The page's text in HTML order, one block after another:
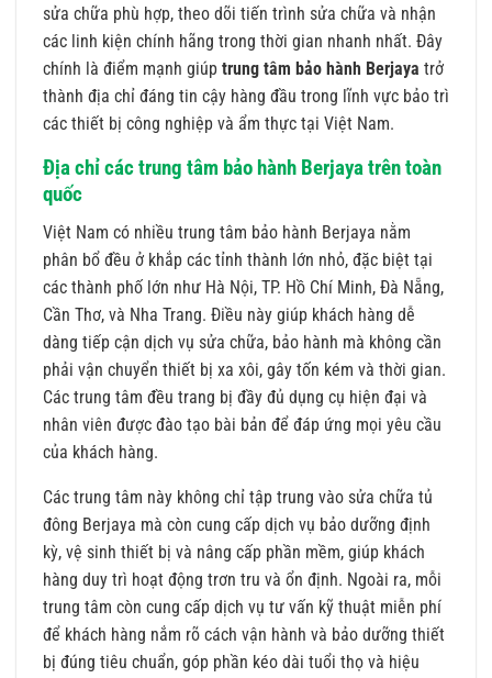
sửa chữa phù hợp, theo dõi tiến trình sửa chữa và nhận
các linh kiện chính hãng trong thời gian nhanh nhất. Đây
chính là điểm mạnh giúp trung tâm bảo hành Berjaya trở
thành địa chỉ đáng tin cậy hàng đầu trong lĩnh vực bảo trì
các thiết bị công nghiệp và ẩm thực tại Việt Nam.
Địa chỉ các trung tâm bảo hành Berjaya trên toàn
quốc
Việt Nam có nhiều trung tâm bảo hành Berjaya nằm
phân bổ đều ở khắp các tỉnh thành lớn nhỏ, đặc biệt tại
các thành phố lớn như Hà Nội, TP. Hồ Chí Minh, Đà Nẵng,
Cần Thơ, và Nha Trang. Điều này giúp khách hàng dễ
dàng tiếp cận dịch vụ sửa chữa, bảo hành mà không cần
phải vận chuyển thiết bị xa xôi, gây tốn kém và thời gian.
Các trung tâm đều trang bị đầy đủ dụng cụ hiện đại và
nhân viên được đào tạo bài bản để đáp ứng mọi yêu cầu
của khách hàng.
Các trung tâm này không chỉ tập trung vào sửa chữa tủ
đông Berjaya mà còn cung cấp dịch vụ bảo dưỡng định
kỳ, vệ sinh thiết bị và nâng cấp phần mềm, giúp khách
hàng duy trì hoạt động trơn tru và ổn định. Ngoài ra, mỗi
trung tâm còn cung cấp dịch vụ tư vấn kỹ thuật miễn phí
để khách hàng nắm rõ cách vận hành và bảo dưỡng thiết
bị đúng tiêu chuẩn, góp phần kéo dài tuổi thọ và hiệu